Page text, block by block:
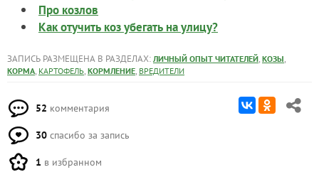
Про козлов
Как отучить коз убегать на улицу?
ЗАПИСЬ РАЗМЕЩЕНА В РАЗДЕЛАХ: ЛИЧНЫЙ ОПЫТ ЧИТАТЕЛЕЙ, КОЗЫ,
КОРМА, КАРТОФЕЛЬ, КОРМЛЕНИЕ, ВРЕДИТЕЛИ
52 комментария
30 спасибо за запись
1 в избранном